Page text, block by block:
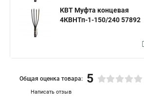
КВТ Муфта концевая
4КВНТп-1-150/240 57892
Написать отзыв
Общая оценка товара: 5